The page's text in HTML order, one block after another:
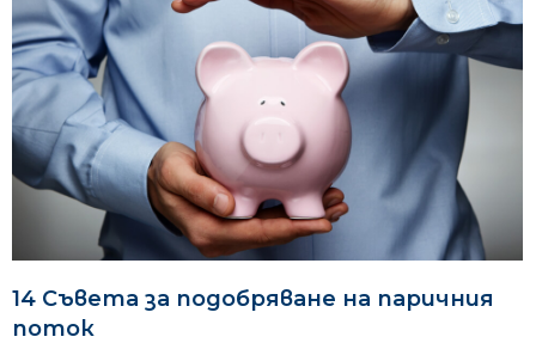
14 Съвета за подобряване на паричния
поток